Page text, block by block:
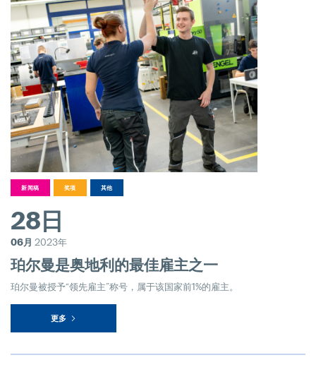
21. August 2025
Matthias Haider 接任珀尔曼国际首席
24. July 2025
Pollmann is once again a
28. April 2025
Pollmann optimizes European
03. April 2025
珀尔曼的战略领导层变动
18. December 2024
新闻稿 奖项 其他
28日
06月 2023年
珀尔曼是奥地利的最佳雇主之一
珀尔曼被授予“领先雇主”称号，属于该国家前1%的雇主。
更多